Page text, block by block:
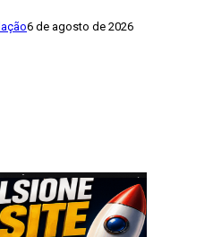
6 de agosto de 2026